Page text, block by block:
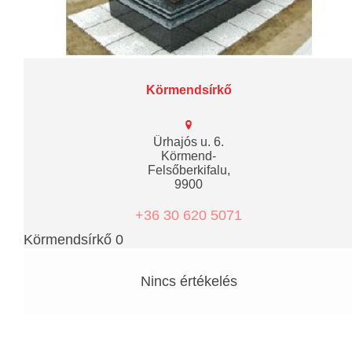
Körmendsírkő
Űrhajós u. 6.
Körmend-
Felsőberkifalu,
9900
+36 30 620 5071
Körmendsírkő 0
Nincs értékelés